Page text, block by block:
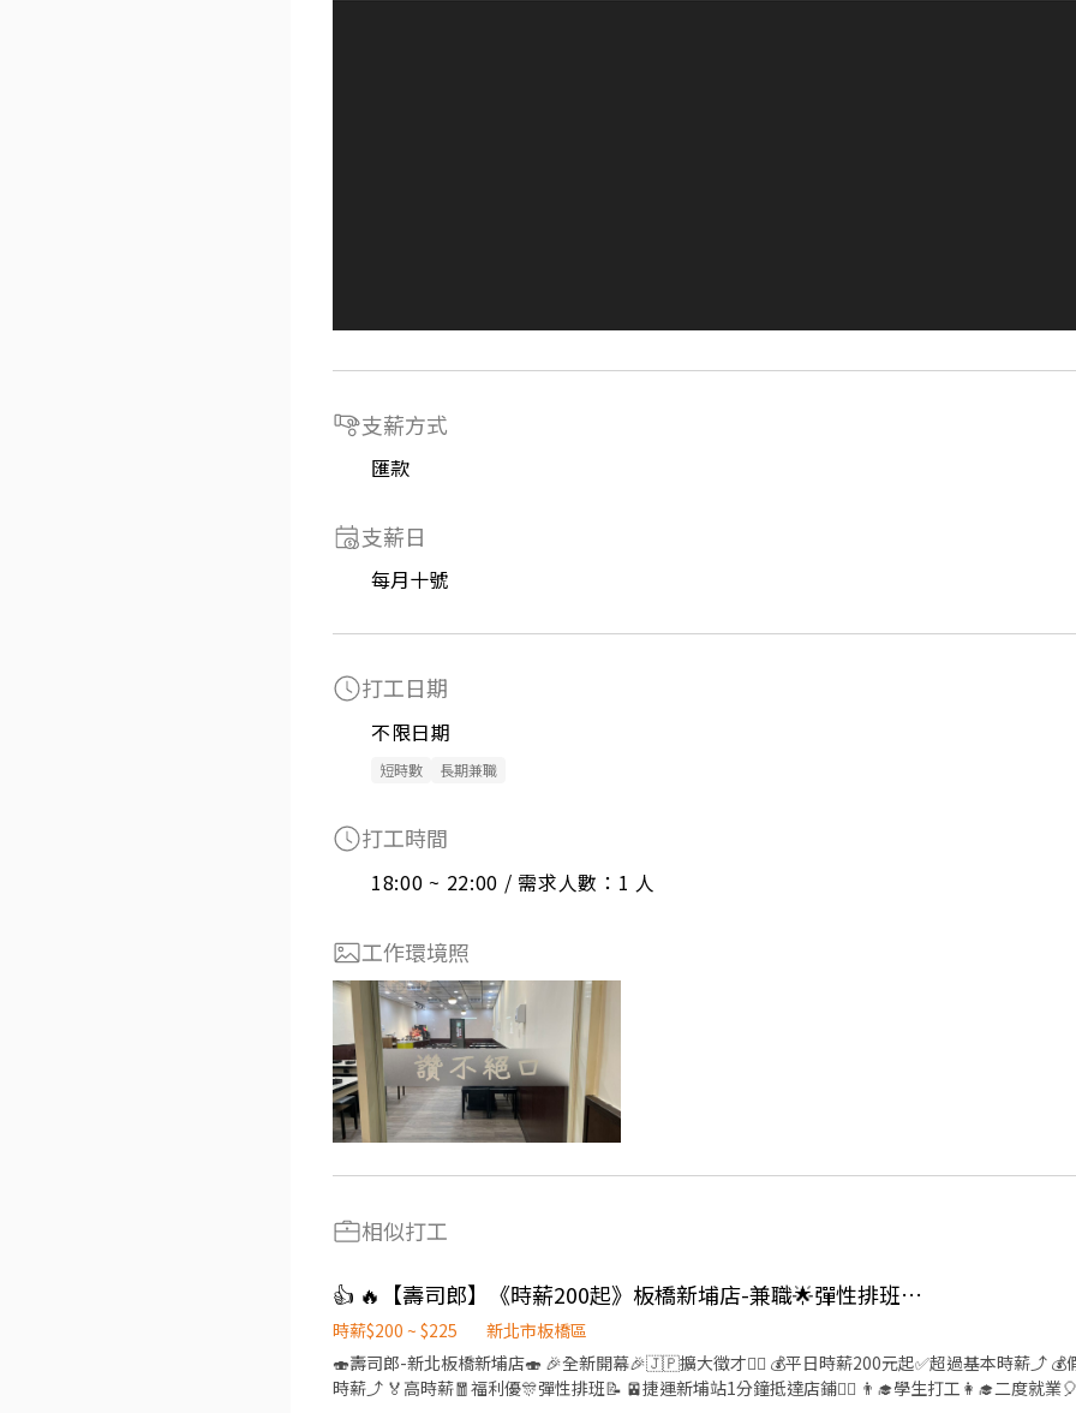
支薪方式
匯款
支薪日
每月十號
打工日期
不限日期
短時數 長期兼職
打工時間
18:00 ~ 22:00 / 需求人數：1 人
工作環境照
相似打工
👍 🔥【壽司郎】《時薪200起》板橋新埔店-兼職🌟彈性排班🌟假日時薪210$
時薪$200 ~ $225
新北市板橋區
🍣壽司郎-新北板橋新埔店🍣 🎉全新開幕🎉🇯🇵擴大徵才🙆‍♀️ 💰平日時薪200元起✅️超過基本時薪⤴️ 💰假日時薪210元起✅️超過基本
時薪⤴️ 🏅高時薪🧧福利優🎊彈性排班📝 🚈捷運新埔站1分鐘抵達店鋪🚶‍♂️ 👨‍🎓學生打工👩‍🎓二度就業🎈假日兼職⭐️ 🎖完善教育訓練